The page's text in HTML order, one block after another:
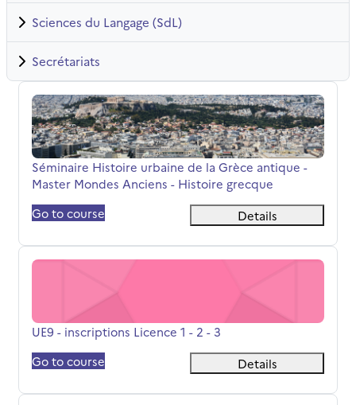
Sciences du Langage (SdL)
Secrétariats
Séminaire Histoire urbaine de la Grèce antique -
Nome da disciplina
Séminaire Histoire urbaine de la Grèce antique -
Master Mondes Anciens - Histoire grecque
Go to course
Details
UE9 - inscriptions Licence 1 - 2 - 3
Nome da disciplina
UE9 - inscriptions Licence 1 - 2 - 3
Go to course
Details